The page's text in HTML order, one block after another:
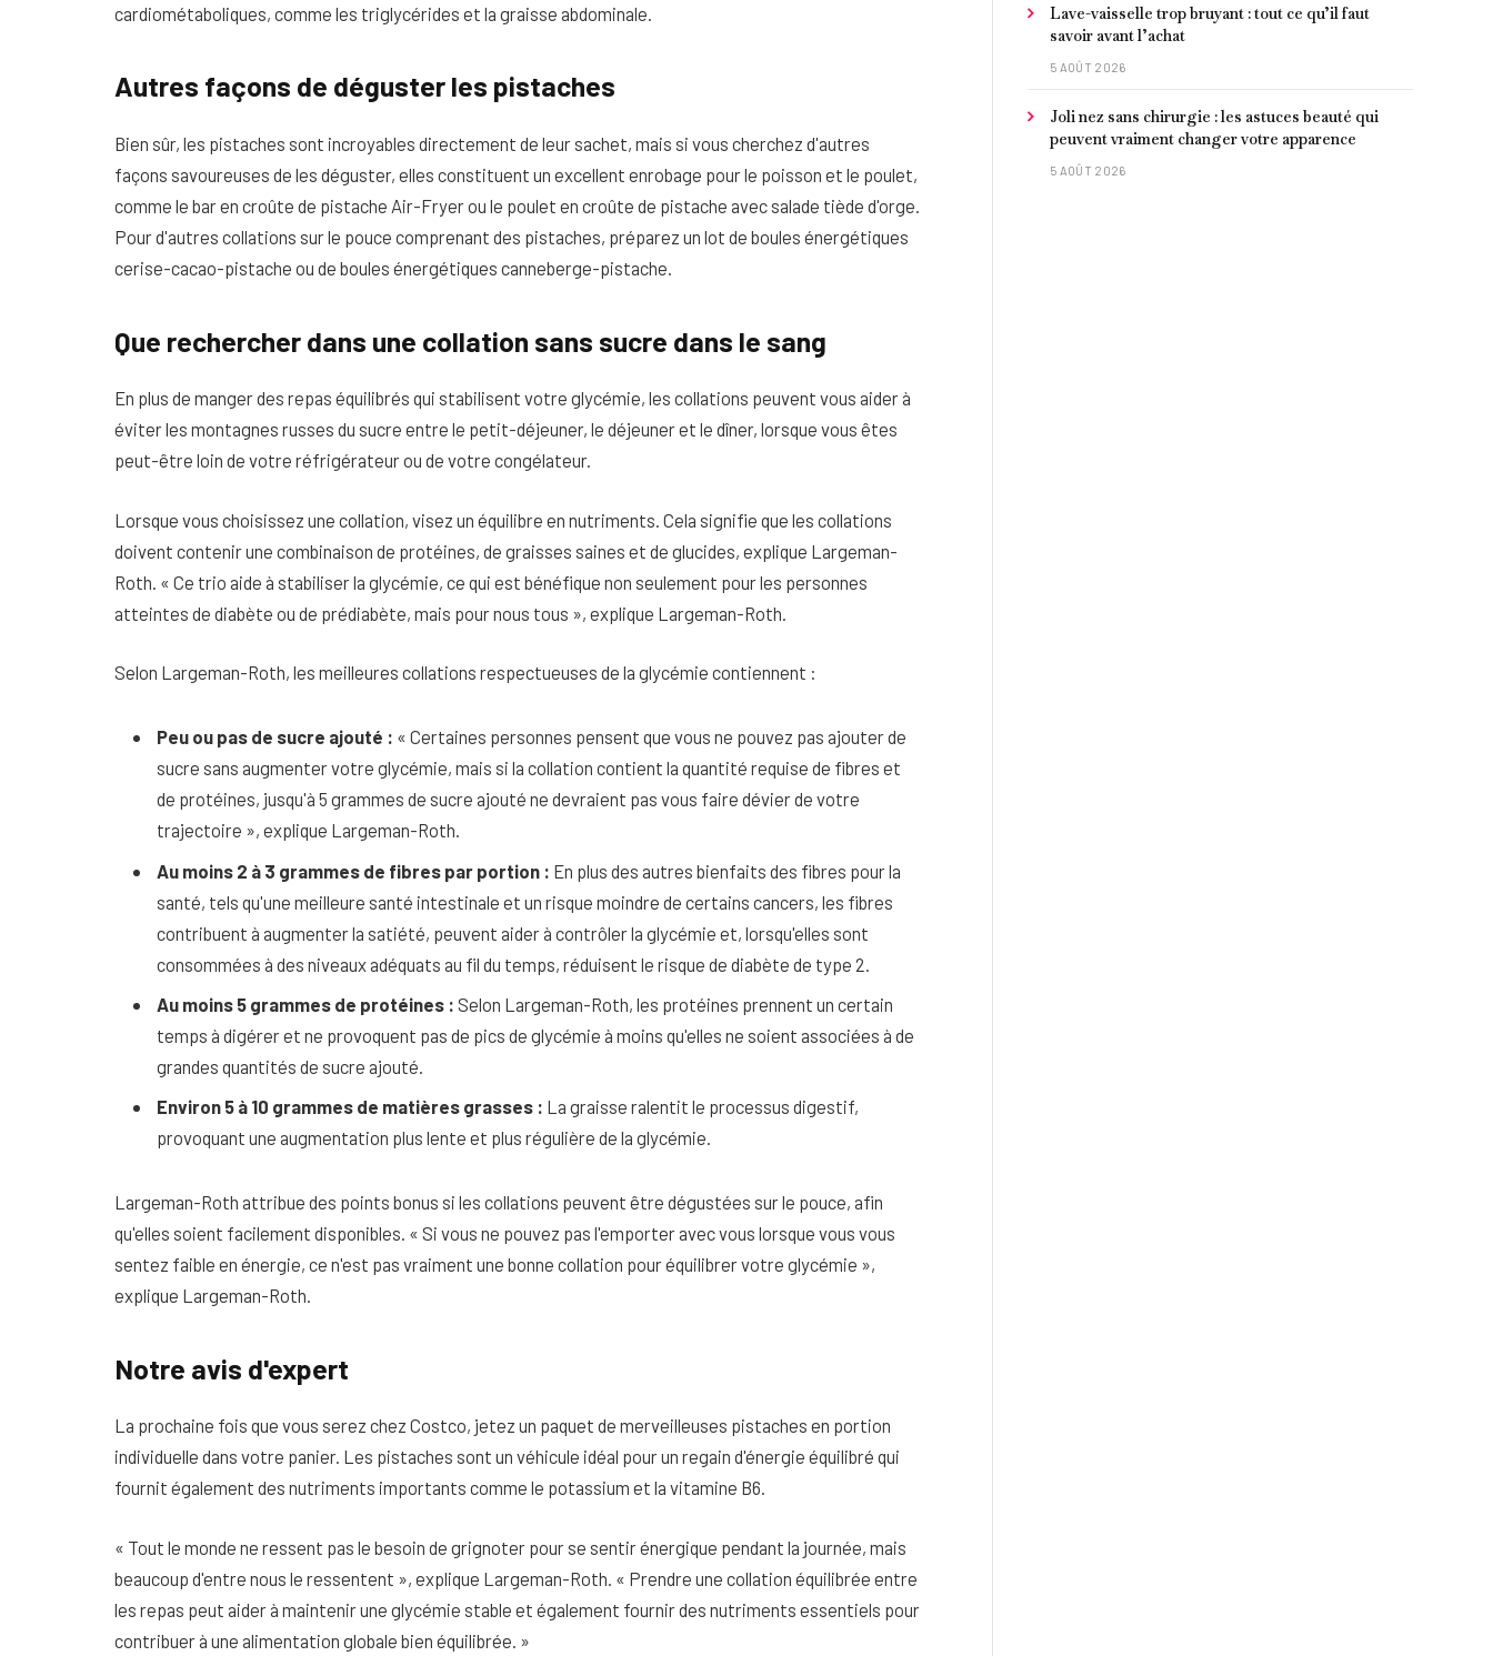
cardiométaboliques, comme les triglycérides et la graisse abdominale.
Autres façons de déguster les pistaches
Bien sûr, les pistaches sont incroyables directement de leur sachet, mais si vous cherchez d'autres
façons savoureuses de les déguster, elles constituent un excellent enrobage pour le poisson et le poulet,
comme le bar en croûte de pistache Air-Fryer ou le poulet en croûte de pistache avec salade tiède d'orge.
Pour d'autres collations sur le pouce comprenant des pistaches, préparez un lot de boules énergétiques
cerise-cacao-pistache ou de boules énergétiques canneberge-pistache.
Que rechercher dans une collation sans sucre dans le sang
En plus de manger des repas équilibrés qui stabilisent votre glycémie, les collations peuvent vous aider à
éviter les montagnes russes du sucre entre le petit-déjeuner, le déjeuner et le dîner, lorsque vous êtes
peut-être loin de votre réfrigérateur ou de votre congélateur.
Lorsque vous choisissez une collation, visez un équilibre en nutriments. Cela signifie que les collations
doivent contenir une combinaison de protéines, de graisses saines et de glucides, explique Largeman-
Roth. « Ce trio aide à stabiliser la glycémie, ce qui est bénéfique non seulement pour les personnes
atteintes de diabète ou de prédiabète, mais pour nous tous », explique Largeman-Roth.
Selon Largeman-Roth, les meilleures collations respectueuses de la glycémie contiennent :
Peu ou pas de sucre ajouté : « Certaines personnes pensent que vous ne pouvez pas ajouter de
sucre sans augmenter votre glycémie, mais si la collation contient la quantité requise de fibres et
de protéines, jusqu'à 5 grammes de sucre ajouté ne devraient pas vous faire dévier de votre
trajectoire », explique Largeman-Roth.
Au moins 2 à 3 grammes de fibres par portion : En plus des autres bienfaits des fibres pour la
santé, tels qu'une meilleure santé intestinale et un risque moindre de certains cancers, les fibres
contribuent à augmenter la satiété, peuvent aider à contrôler la glycémie et, lorsqu'elles sont
consommées à des niveaux adéquats au fil du temps, réduisent le risque de diabète de type 2.
Au moins 5 grammes de protéines : Selon Largeman-Roth, les protéines prennent un certain
temps à digérer et ne provoquent pas de pics de glycémie à moins qu'elles ne soient associées à de
grandes quantités de sucre ajouté.
Environ 5 à 10 grammes de matières grasses : La graisse ralentit le processus digestif,
provoquant une augmentation plus lente et plus régulière de la glycémie.
Largeman-Roth attribue des points bonus si les collations peuvent être dégustées sur le pouce, afin
qu'elles soient facilement disponibles. « Si vous ne pouvez pas l'emporter avec vous lorsque vous vous
sentez faible en énergie, ce n'est pas vraiment une bonne collation pour équilibrer votre glycémie »,
explique Largeman-Roth.
Notre avis d'expert
La prochaine fois que vous serez chez Costco, jetez un paquet de merveilleuses pistaches en portion
individuelle dans votre panier. Les pistaches sont un véhicule idéal pour un regain d'énergie équilibré qui
fournit également des nutriments importants comme le potassium et la vitamine B6.
« Tout le monde ne ressent pas le besoin de grignoter pour se sentir énergique pendant la journée, mais
beaucoup d'entre nous le ressentent », explique Largeman-Roth. « Prendre une collation équilibrée entre
les repas peut aider à maintenir une glycémie stable et également fournir des nutriments essentiels pour
contribuer à une alimentation globale bien équilibrée. »
Lave-vaisselle trop bruyant : tout ce qu’il faut
savoir avant l’achat
5 AOÛT 2026
Joli nez sans chirurgie : les astuces beauté qui
peuvent vraiment changer votre apparence
5 AOÛT 2026